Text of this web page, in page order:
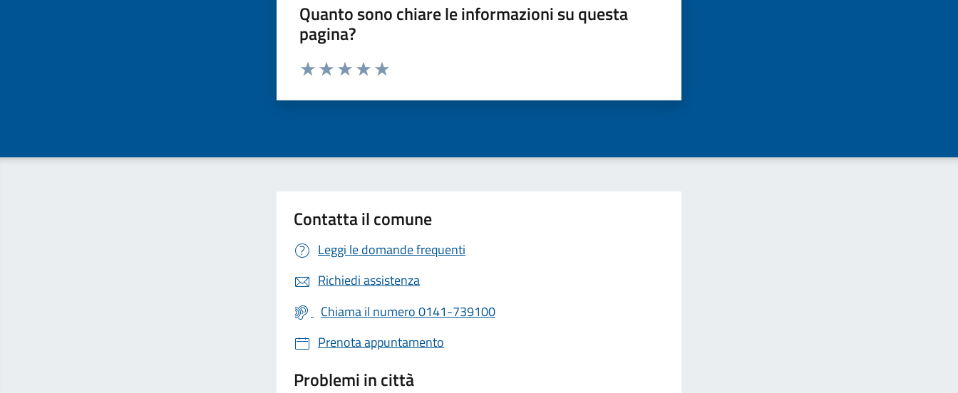
Quanto sono chiare le informazioni su questa
pagina?
Valuta da 1 a 5 stelle la pagina
Contatta il comune
Leggi le domande frequenti
Richiedi assistenza
Chiama il numero 0141-739100
Prenota appuntamento
Problemi in città